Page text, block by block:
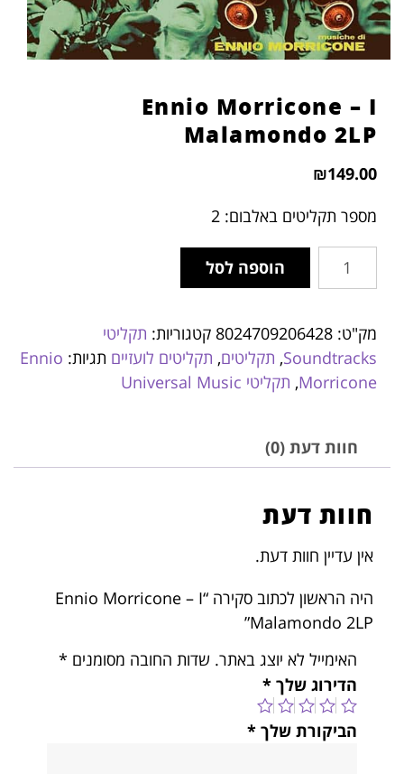
Ennio Morricone – I
Malamondo 2LP
₪149.00
מספר תקליטים באלבום: 2
הוספה לסל
מק"ט: 8024709206428 קטגוריות: תקליטי
Soundtracks
, תקליטים, תקליטים לועזיים תגיות: Ennio
Morricone
, תקליטי Universal Music
חוות דעת (0)
חוות דעת
אין עדיין חוות דעת.
היה הראשון לכתוב סקירה “Ennio Morricone – I
Malamondo 2LP”
האימייל לא יוצג באתר. שדות החובה מסומנים *
הדירוג שלך *
הביקורת שלך *